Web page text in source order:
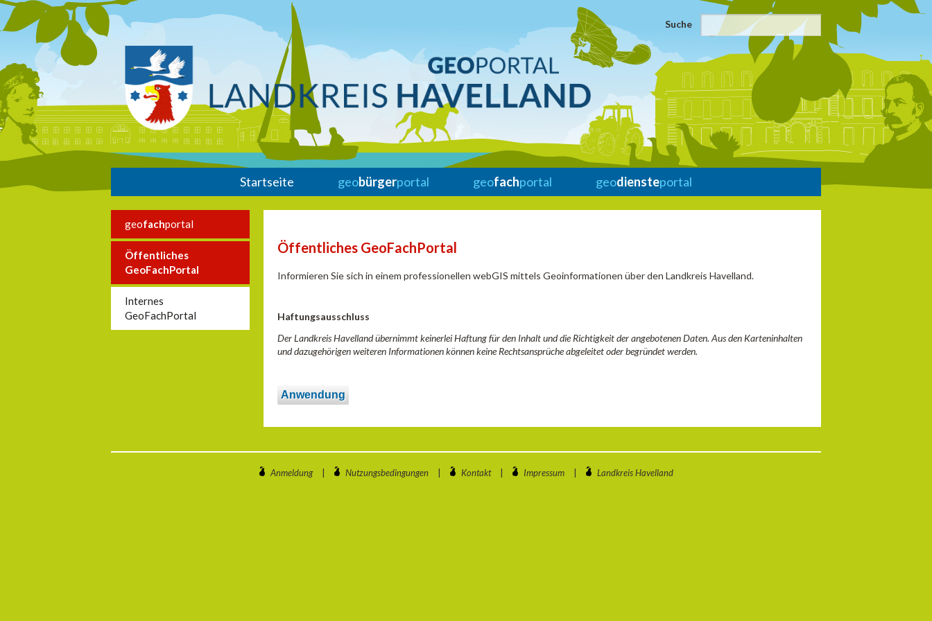
Suche
Startseite geobürgerportal geofachportal geodiensteportal
geofachportal
Öffentliches
GeoFachPortal
Internes
GeoFachPortal
Öffentliches GeoFachPortal
Informieren Sie sich in einem professionellen webGIS mittels Geoinformationen über den Landkreis Havelland.
Haftungsausschluss
Der Landkreis Havelland übernimmt keinerlei Haftung für den Inhalt und die Richtigkeit der angebotenen Daten. Aus den Karteninhalten
und dazugehörigen weiteren Informationen können keine Rechtsansprüche abgeleitet oder begründet werden.
Anwendung
Anmeldung Nutzungsbedingungen Kontakt Impressum Landkreis Havelland